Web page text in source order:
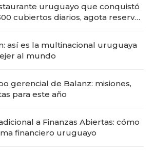
uruguayo que conquistó
cubiertos diarios, agota reservas
así es la multinacional uruguaya
al mundo
gerencial de Balanz: misiones,
para este año
a Finanzas Abiertas: cómo
financiero uruguayo